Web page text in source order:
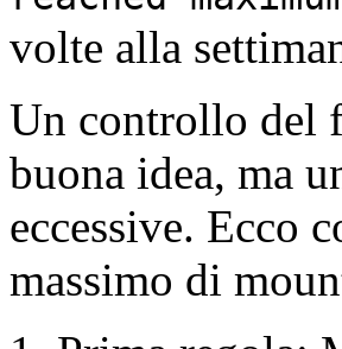
volte alla
Un controllo del
buona idea, ma
eccessive. Ecco
massimo di